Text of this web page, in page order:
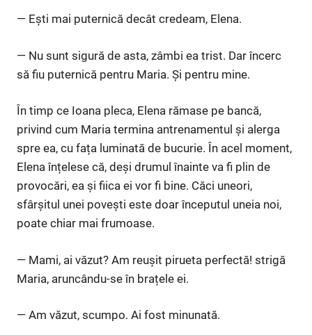
— Ești mai puternică decât credeam, Elena.
— Nu sunt sigură de asta, zâmbi ea trist. Dar încerc
să fiu puternică pentru Maria. Și pentru mine.
În timp ce Ioana pleca, Elena rămase pe bancă,
privind cum Maria termina antrenamentul și alerga
spre ea, cu fața luminată de bucurie. În acel moment,
Elena înțelese că, deși drumul înainte va fi plin de
provocări, ea și fiica ei vor fi bine. Căci uneori,
sfârșitul unei povești este doar începutul uneia noi,
poate chiar mai frumoase.
— Mami, ai văzut? Am reușit pirueta perfectă! strigă
Maria, aruncându-se în brațele ei.
— Am văzut, scumpo. Ai fost minunată.